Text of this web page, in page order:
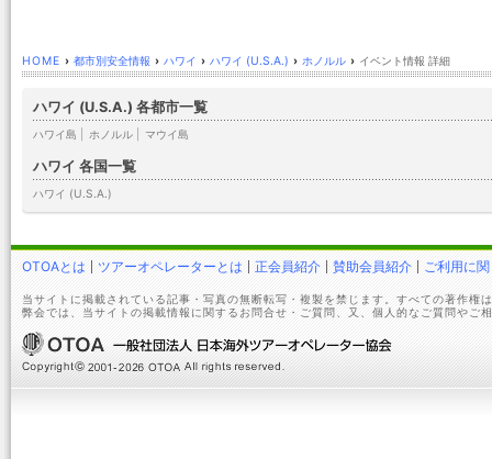
HOME › 都市別安全情報 › ハワイ › ハワイ (U.S.A.) › ホノルル › イベント情報 詳細
ハワイ (U.S.A.) 各都市一覧
ハワイ島 ホノルル マウイ島
ハワイ 各国一覧
ハワイ (U.S.A.)
OTOAとは ツアーオペレーターとは 正会員紹介 賛助会員紹介 ご利用に
当サイトに掲載されている記事・写真の無断転写・複製を禁じます。すべての著作権
弊会では、当サイトの掲載情報に関するお問合せ・ご質問、又、個人的なご質問やご